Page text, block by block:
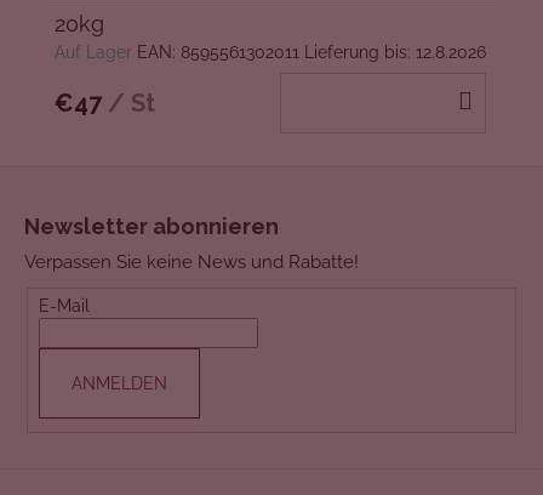
20kg
Auf Lager EAN: 8595561302011 Lieferung bis: 12.8.2026
€47 / St
Newsletter abonnieren
Verpassen Sie keine News und Rabatte!
E-Mail
ANMELDEN